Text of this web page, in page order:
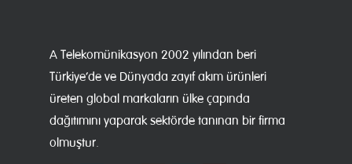
A Telekomünikasyon 2002 yılından beri
Türkiye’de ve Dünyada zayıf akım ürünleri
üreten global markaların ülke çapında
dağıtımını yaparak sektörde tanınan bir firma
olmuştur.